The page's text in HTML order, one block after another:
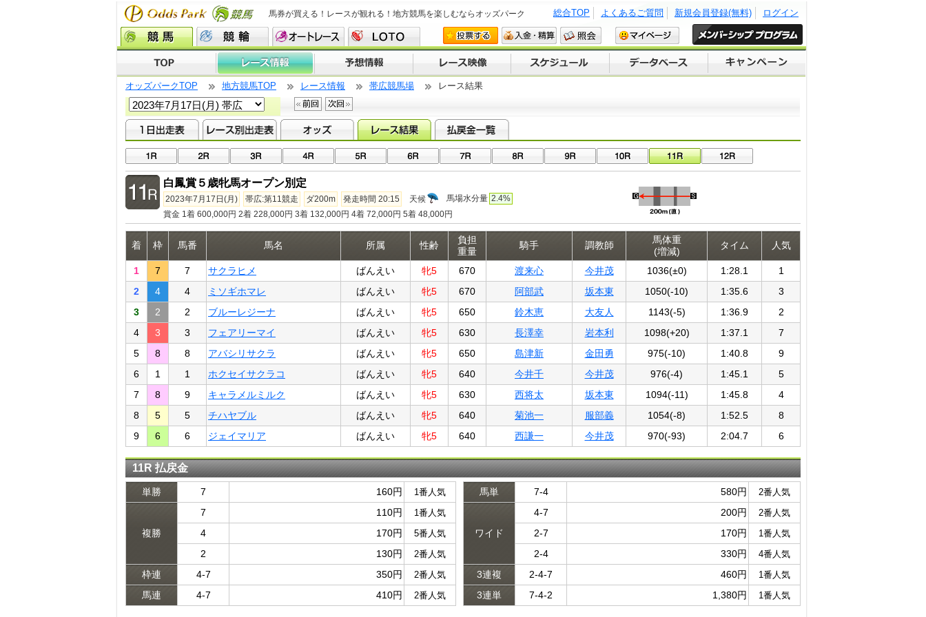
馬券が買える！レースが観れる！地方競馬を楽しむならオッズパーク ログイン
新規会員登録(無料)
よくあるご質問
総合TOP
オッズパークTOP 地方競馬TOP レース情報 帯広競馬場 レース結果
白鳳賞５歳牝馬オープン別定
2023年7月17日(月) 帯広:第11競走 ダ200m 発走時間 20:15 天候 馬場水分量 2.4%
賞金 1着 600,000円 2着 228,000円 3着 132,000円 4着 72,000円 5着 48,000円
着 枠 馬番 馬名 所属 性齢
負担
重量
騎手 調教師
馬体重
(増減)
タイム 人気
1 7 7 サクラヒメ ばんえい 牝5 670 渡来心 今井茂 1036(±0) 1:28.1
1
2
4 4 ミソギホマレ ばんえい 牝5 670 阿部武 坂本東 1050(-10) 1:35.6
3
3
2 2 ブルーレジーナ ばんえい 牝5 650 鈴木恵 大友人 1143(-5) 1:36.9
2
4
3 3 フェアリーマイ ばんえい 牝5 630 長澤幸 岩本利 1098(+20) 1:37.1
7
5
8 8 アバシリサクラ ばんえい 牝5 650 島津新 金田勇 975(-10) 1:40.8
9
6
1 1 ホクセイサクラコ ばんえい 牝5 640 今井千 今井茂 976(-4) 1:45.1
5
7
8 9 キャラメルミルク ばんえい 牝5 630 西将太 坂本東 1094(-11) 1:45.8
4
8
5 5 チハヤブル ばんえい 牝5 640 菊池一 服部義 1054(-8) 1:52.5
8
9
6 6 ジェイマリア ばんえい 牝5 640 西謙一 今井茂 970(-93) 2:04.7 6
11R 払戻金
単勝 7 160円 1番人気
複勝
7 110円 1番人気
4 170円 5番人気
2 130円 2番人気
枠連 4-7 350円 2番人気
馬連 4-7 410円 2番人気
馬単 7-4 580円 2番人気
ワイド
4-7 200円 2番人気
2-7 170円 1番人気
2-4 330円 4番人気
3連複 2-4-7 460円 1番人気
3連単 7-4-2 1,380円 1番人気